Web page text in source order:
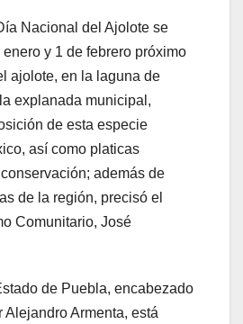
Nacional del Ajolote se
y 1 de febrero próximo
ajolote, en la laguna de
explanada municipal,
de esta especie
así como platicas
además de
de la región, precisó el
Comunitario, José
de Puebla, encabezado
Alejandro Armenta, está